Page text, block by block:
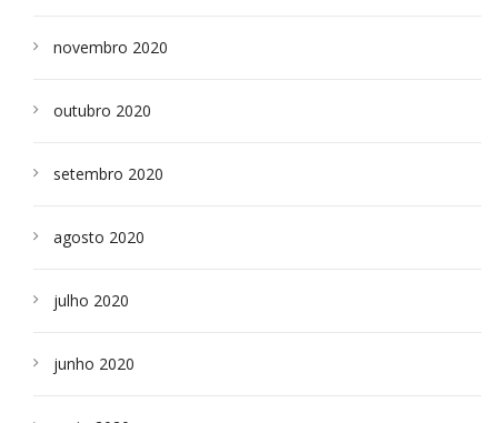
novembro 2020
outubro 2020
setembro 2020
agosto 2020
julho 2020
junho 2020